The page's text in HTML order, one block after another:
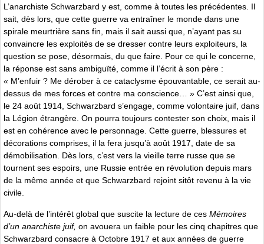
L’anarchiste Schwarzbard y est, comme à toutes les précédentes. Il
sait, dès lors, que cette guerre va entraîner le monde dans une
spirale meurtrière sans fin, mais il sait aussi que, n’ayant pas su
convaincre les exploités de se dresser contre leurs exploiteurs, la
question se pose, désormais, du que faire. Pour ce qui le concerne,
la réponse est sans ambiguïté, comme il l’écrit à son père :
« M’enfuir ? Me dérober à ce cataclysme épouvantable, ce serait au-
dessus de mes forces et contre ma conscience… » C’est ainsi que,
le 24 août 1914, Schwarzbard s’engage, comme volontaire juif, dans
la Légion étrangère. On pourra toujours contester son choix, mais il
est en cohérence avec le personnage. Cette guerre, blessures et
décorations comprises, il la fera jusqu’à août 1917, date de sa
démobilisation. Dès lors, c’est vers la vieille terre russe que se
tournent ses espoirs, une Russie entrée en révolution depuis mars
de la même année et que Schwarzbard rejoint sitôt revenu à la vie
civile.
Au-delà de l’intérêt global que suscite la lecture de ces Mémoires
d’un anarchiste juif, on avouera un faible pour les cinq chapitres que
Schwarzbard consacre à Octobre 1917 et aux années de guerre